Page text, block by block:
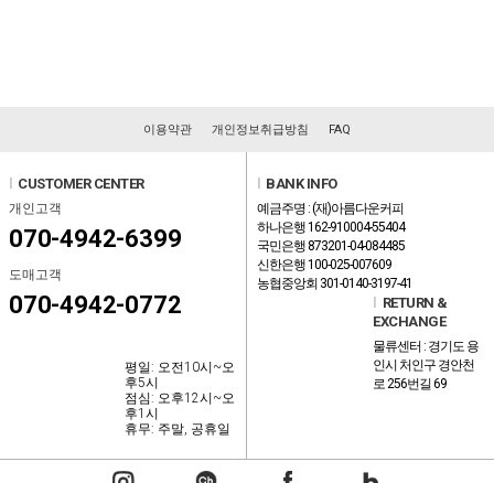
이용약관 개인정보취급방침 FAQ
CUSTOMER CENTER
개인고객
070-4942-6399
도매고객
070-4942-0772
평일: 오전10시~오
후5시
점심: 오후12시~오
후1시
휴무: 주말, 공휴일
BANK INFO
예금주명 : (재)아름다운커피
하나은행 162-910004-55404
국민은행 873201-04-084485
신한은행 100-025-007609
농협중앙회 301-0140-3197-41
RETURN &
EXCHANGE
물류센터 : 경기도 용
인시 처인구 경안천
로 256번길 69